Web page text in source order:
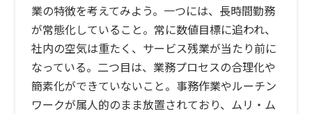
業の特徴を考えてみよう。一つには、長時間勤務
が常態化していること。常に数値目標に追われ、
社内の空気は重たく、サービス残業が当たり前に
なっている。二つ目は、業務プロセスの合理化や
簡素化ができていないこと。事務作業やルーチン
ワークが属人的のまま放置されており、ムリ・ム